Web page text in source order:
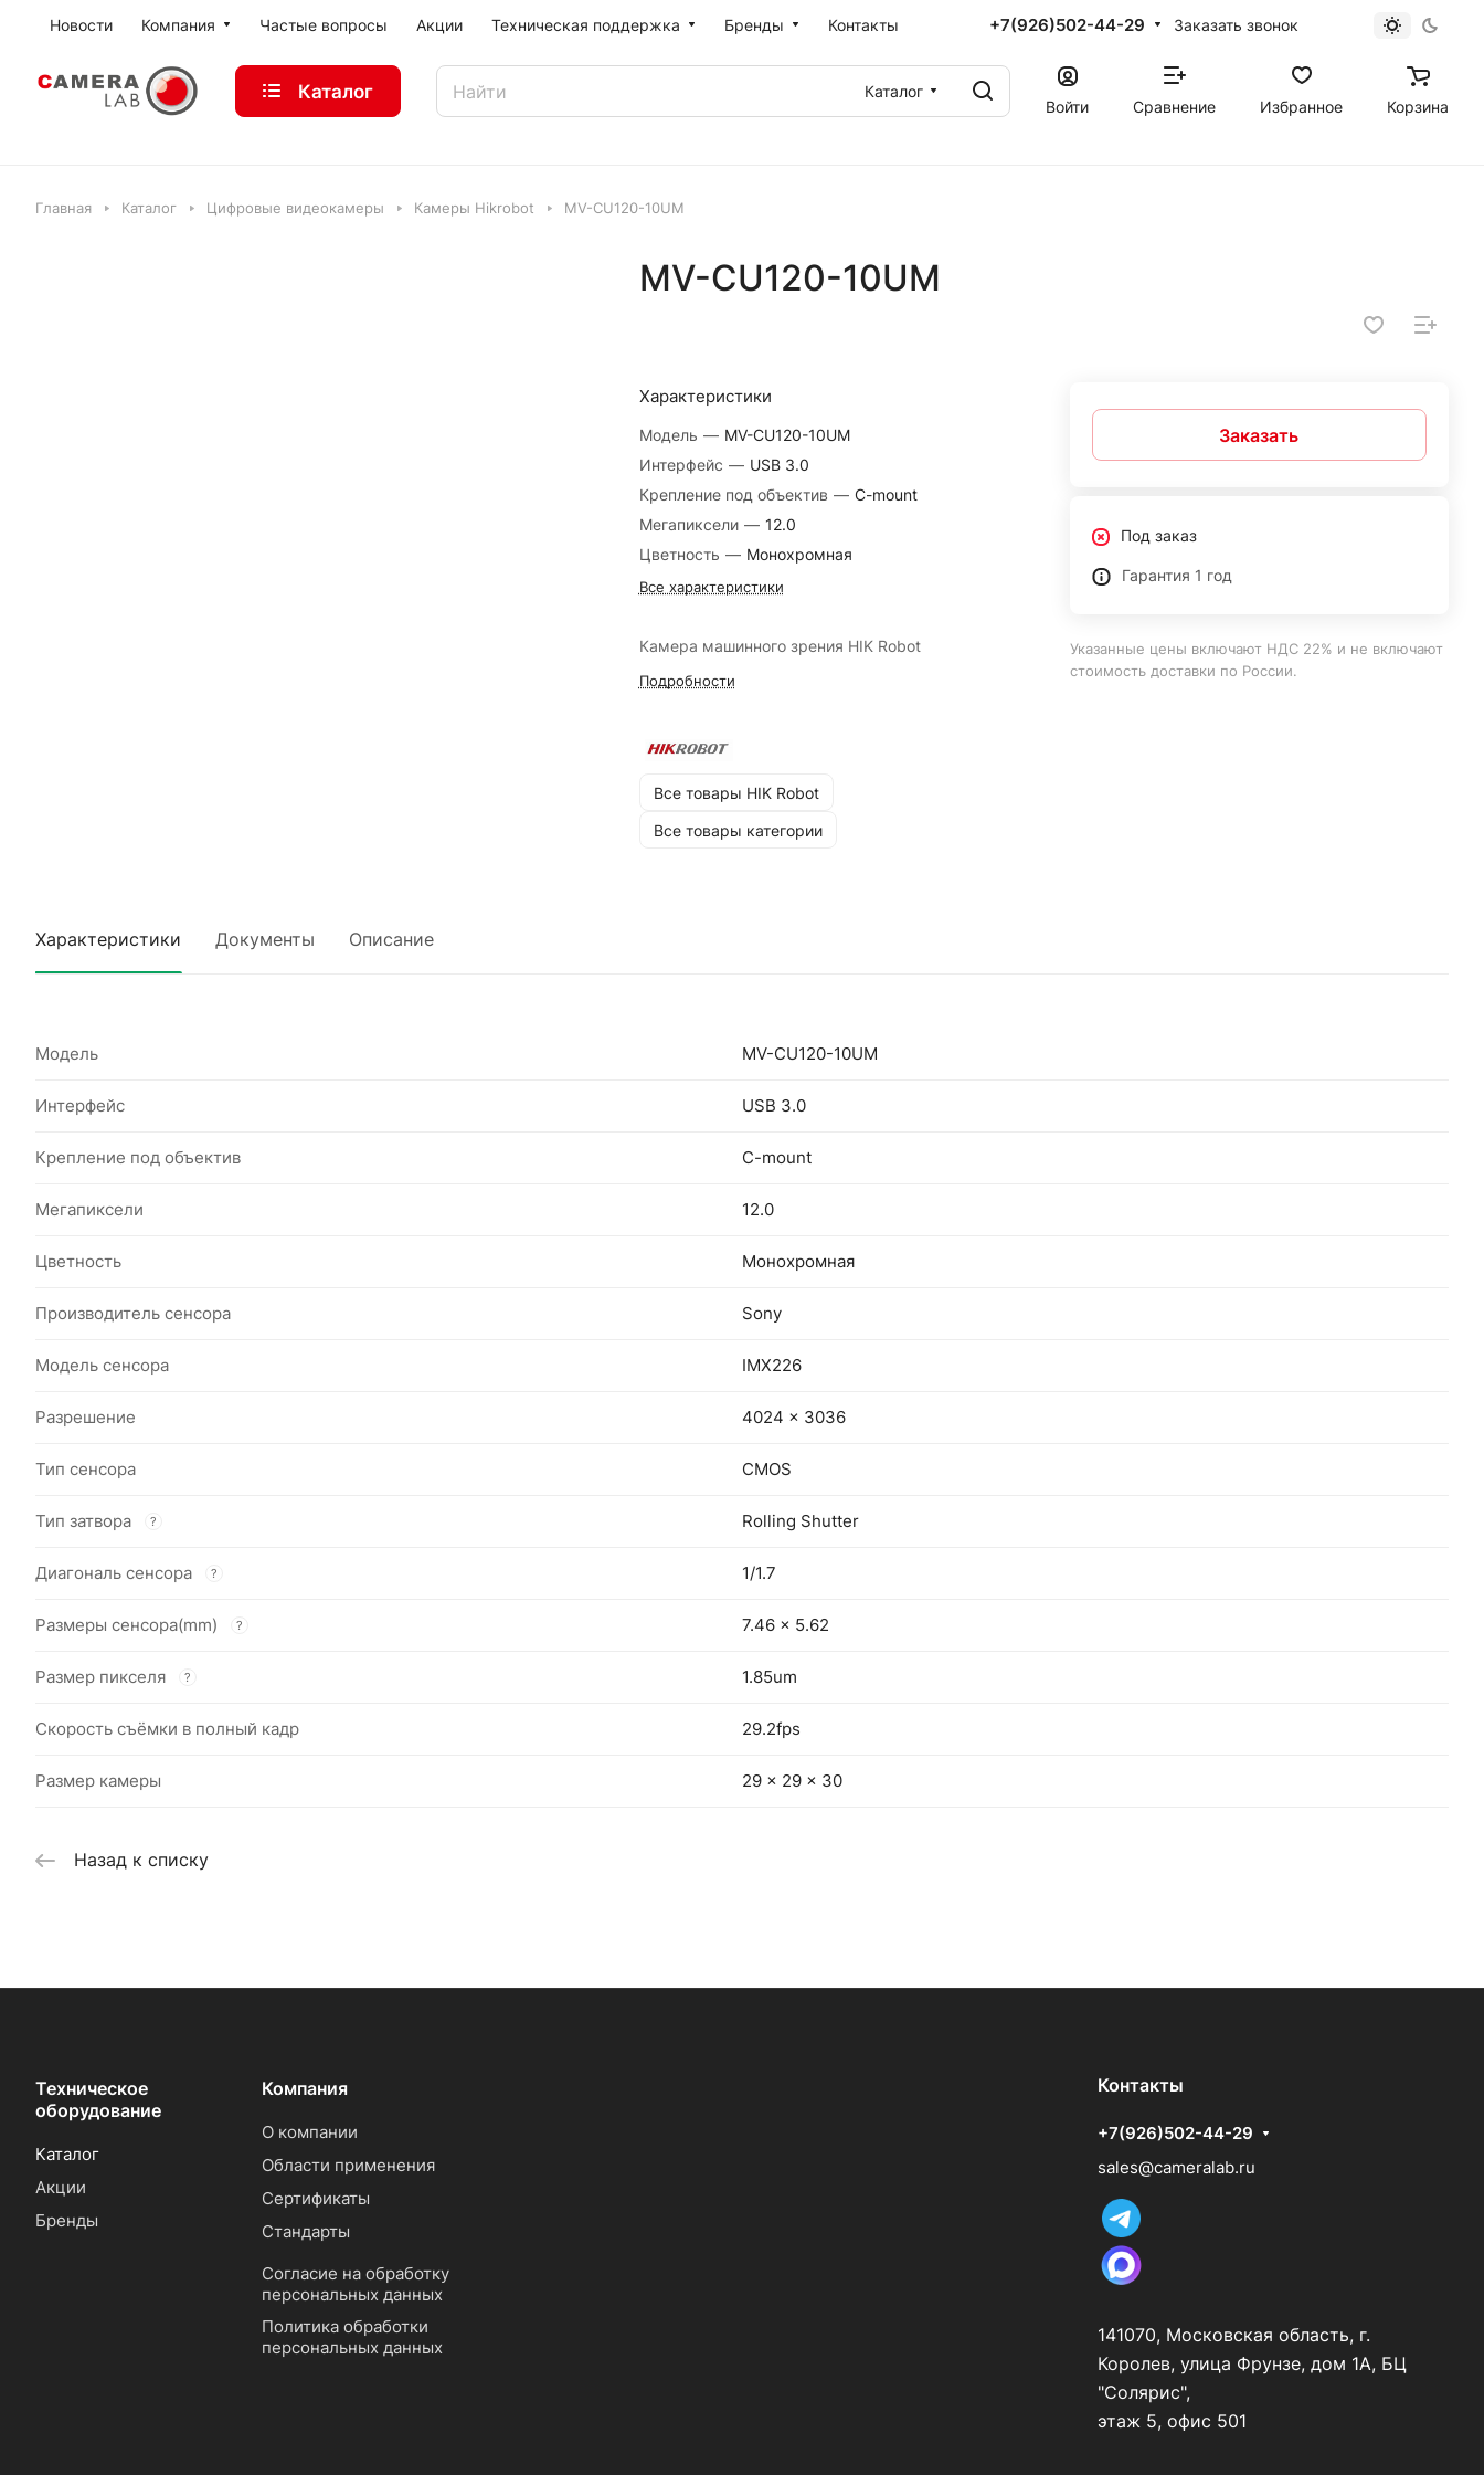
Новости Компания Частые вопросы Акции Техническая поддержка Бренды Контакты +7(926)502-44-29 Заказать звонок
Каталог
Каталог
Войти
Сравнение Избранное Корзина
Главная Каталог Цифровые видеокамеры Камеры Hikrobot MV-CU120-10UM
MV-CU120-10UM
Характеристики
Модель — MV-CU120-10UM
Интерфейс — USB 3.0
Крепление под объектив — C-mount
Мегапиксели — 12.0
Цветность — Монохромная
Все характеристики
Камера машинного зрения HIK Robot
Подробности
Все товары HIK Robot
Все товары категории
Заказать
Под заказ
Гарантия 1 год
Указанные цены включают НДС 22% и не включают
стоимость доставки по России.
Характеристики Документы Описание
Модель MV-CU120-10UM
Интерфейс USB 3.0
Крепление под объектив C-mount
Мегапиксели 12.0
Цветность Монохромная
Производитель сенсора Sony
Модель сенсора IMX226
Разрешение 4024 x 3036
Тип сенсора CMOS
Тип затвора ? Rolling Shutter
Диагональ сенсора ? 1/1.7
Размеры сенсора(mm) ? 7.46 x 5.62
Размер пикселя ? 1.85um
Скорость съёмки в полный кадр 29.2fps
Размер камеры 29 × 29 × 30
Назад к списку
Техническое
оборудование
Каталог
Акции
Бренды
Компания
О компании
Области применения
Сертификаты
Стандарты
Согласие на обработку
персональных данных
Политика обработки
персональных данных
Контакты
+7(926)502-44-29
sales@cameralab.ru
141070, Московская область, г.
Королев, улица Фрунзе, дом 1А, БЦ
"Солярис",
этаж 5, офис 501